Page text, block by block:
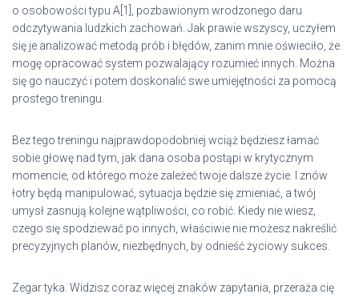
o osobowości typu A[1], pozbawionym wrodzonego daru
odczytywania ludzkich zachowań. Jak prawie wszyscy, uczyłem
się je analizować metodą prób i błędów, zanim mnie oświeciło, że
mogę opracować system pozwalający rozumieć innych. Można
się go nauczyć i potem doskonalić swe umiejętności za pomocą
prostego treningu.
Bez tego treningu najprawdopodobniej wciąż będziesz łamać
sobie głowę nad tym, jak dana osoba postąpi w krytycznym
momencie, od którego może zależeć twoje dalsze życie. I znów
łotry będą manipulować, sytuacja będzie się zmieniać, a twój
umysł zasnują kolejne wątpliwości, co robić. Kiedy nie wiesz,
czego się spodziewać po innych, właściwie nie możesz nakreślić
precyzyjnych planów, niezbędnych, by odnieść życiowy sukces.
Zegar tyka. Widzisz coraz więcej znaków zapytania, przeraża cię